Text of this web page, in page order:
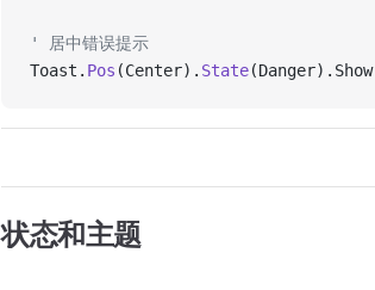
' 居中错误提示
Toast. Pos (Center). State(Danger).Show
状态和主题